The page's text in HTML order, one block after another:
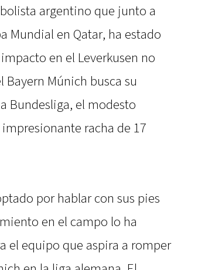
argentino que junto a
Mundial en Qatar, ha estado
en el Leverkusen no
Bayern Múnich busca su
Bundesliga, el modesto
racha de 17
por hablar con sus pies
en el campo lo ha
el equipo que aspira a romper